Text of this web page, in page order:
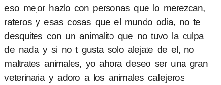
eso mejor hazlo con personas que lo merezcan,
rateros y esas cosas que el mundo odia, no te
desquites con un animalito que no tuvo la culpa
de nada y si no t gusta solo alejate de el, no
maltrates animales, yo ahora deseo ser una gran
veterinaria y adoro a los animales callejeros